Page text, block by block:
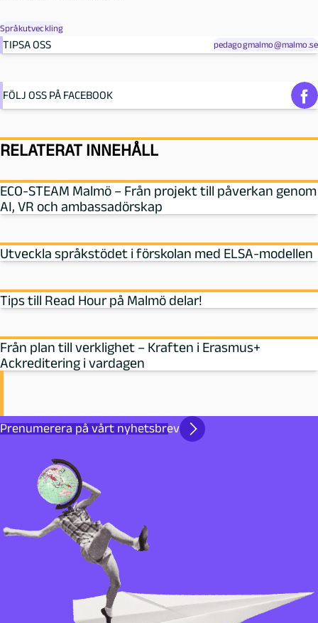
Språkutveckling
TIPSA OSS pedagogmalmo@malmo.se
FÖLJ OSS PÅ FACEBOOK
RELATERAT INNEHÅLL
ECO-STEAM Malmö – Från projekt till påverkan genom
AI, VR och ambassadörskap
Utveckla språkstödet i förskolan med ELSA-modellen
Tips till Read Hour på Malmö delar!
Från plan till verklighet – Kraften i Erasmus+
Ackreditering i vardagen
Prenumerera på vårt nyhetsbrev